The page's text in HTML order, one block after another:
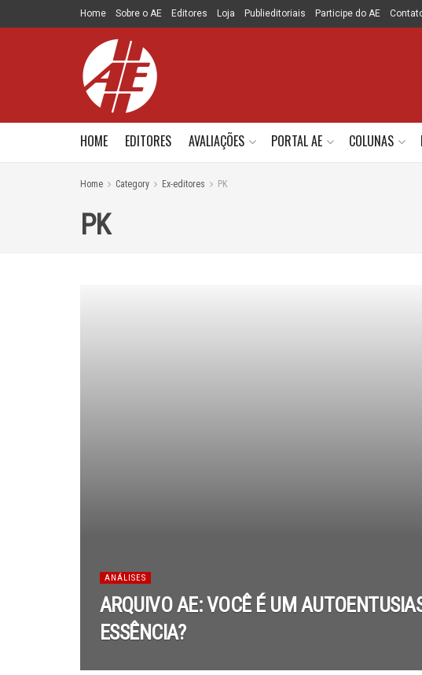
Home Sobre o AE Editores Loja Publieditoriais Participe do AE
HOME EDITORES AVALIAÇÕES PORTAL AE COLUNAS
Home Category Ex-editores PK
PK
ANÁLISES
ARQUIVO AE: VOCÊ É UM
ESSÊNCIA?